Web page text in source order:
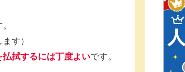
す）
拭するには丁度よいです。